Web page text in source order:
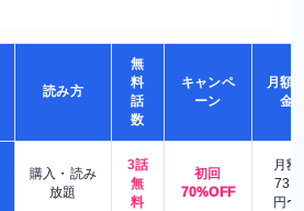
読み方
無
料
話
数
キャンペ
ーン
月額
金
購入・読み
放題
3話
無
料
初回
70%OFF
月額
730
円〜